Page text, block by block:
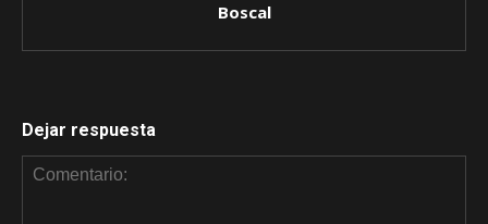
Boscal
Dejar respuesta